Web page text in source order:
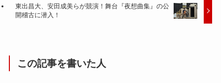
東出昌大、安田成美らが競演！舞台『夜想曲集』の公
開稽古に潜入！
この記事を書いた人